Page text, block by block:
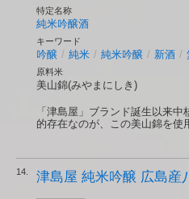
特定名称
純米吟醸酒
キーワード
吟醸 / 純米 / 純米吟醸 / 新酒 /
原料米
美山錦(みやまにしき)
「津島屋」ブランド誕生以来
的存在なのが、この美山錦を使
14. 津島屋 純米吟醸 広島産